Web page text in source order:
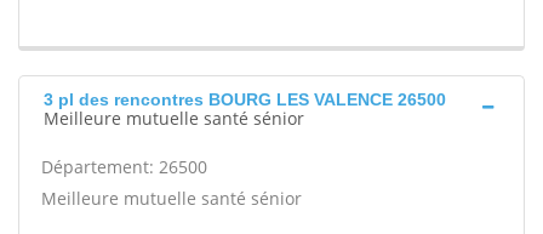
3 pl des rencontres BOURG LES VALENCE 26500
Meilleure mutuelle santé sénior
Département: 26500
Meilleure mutuelle santé sénior